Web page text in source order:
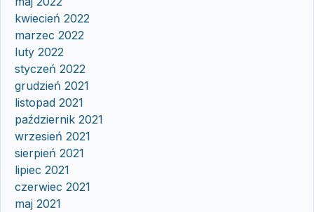
kwiecień 2022
marzec 2022
luty 2022
styczeń 2022
grudzień 2021
listopad 2021
październik 2021
wrzesień 2021
sierpień 2021
lipiec 2021
czerwiec 2021
maj 2021